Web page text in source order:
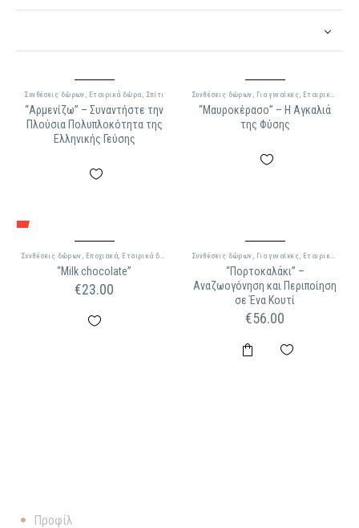
Συνθέσεις δώρων Εταιρικά δώρα Σπίτι
“Αρμενίζω” – Συναντήστε την
Πλούσια Πολυπλοκότητα της
Ελληνικής Γεύσης
Συνθέσεις δώρων Για γυναίκες Εταιρικά δώρα
“Μαυροκέρασο” – Η Αγκαλιά
της Φύσης
Συνθέσεις δώρων Εποχιακά Εταιρικά δώρα
“Milk chocolate”
€23.00
Συνθέσεις δώρων Για γυναίκες Εταιρικά δώρα
“Πορτοκαλάκι” –
Αναζωογόνηση και Περιποίηση
σε Ένα Κουτί
€56.00
Προφίλ